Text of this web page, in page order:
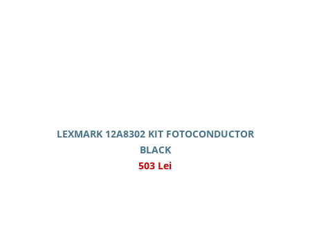
LEXMARK 12A8302 KIT FOTOCONDUCTOR
BLACK
503 Lei